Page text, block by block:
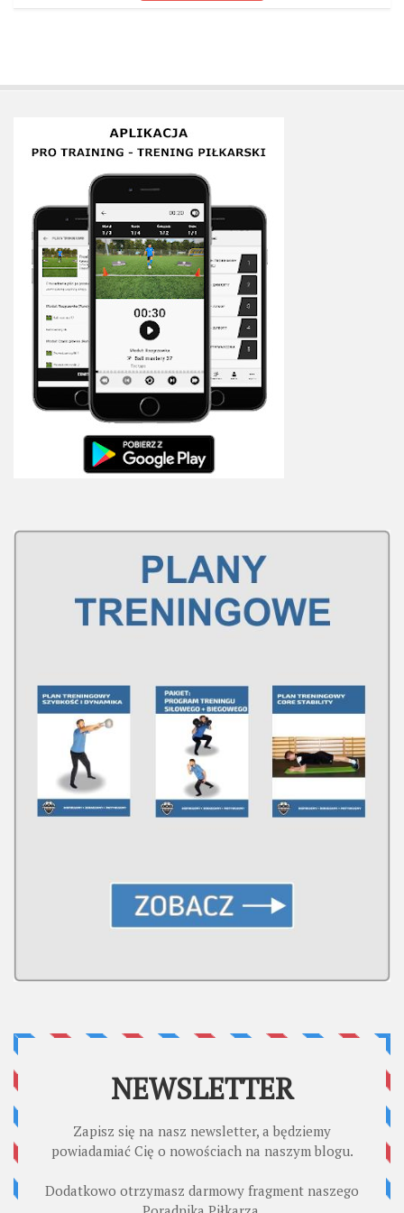
Plan treningowy szybkość i dynamika
Plany treningowe
Aplikacja Pro Training
Sprzęt treningowy
Kontakt
O nas
Od autorów
Kontakt